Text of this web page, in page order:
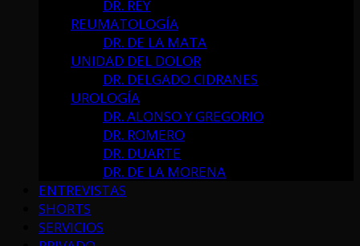
DR. REY
REUMATOLOGÍA
DR. DE LA MATA
UNIDAD DEL DOLOR
DR. DELGADO CIDRANES
UROLOGÍA
DR. ALONSO Y GREGORIO
DR. ROMERO
DR. DUARTE
DR. DE LA MORENA
ENTREVISTAS
SHORTS
SERVICIOS